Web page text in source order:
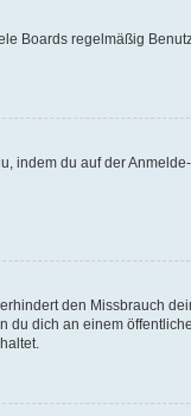
Boards regelmäßig
indem du auf der
den Missbrauch
du dich an einem